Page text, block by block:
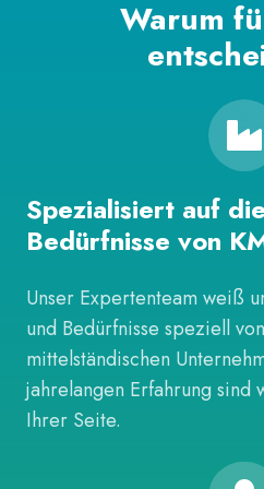
Warum
Spezialisiert auf
Bedürfnisse von
Unser Expertenteam weiß
und Bedürfnisse speziell
mittelständischen
jahrelangen Erfahrung sind
Ihrer Seite.